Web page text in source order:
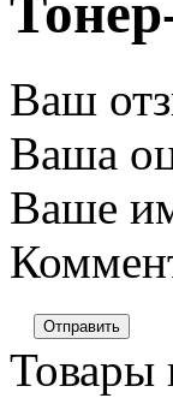
Ваш
Ваша
Ваше
Отправить
Товары